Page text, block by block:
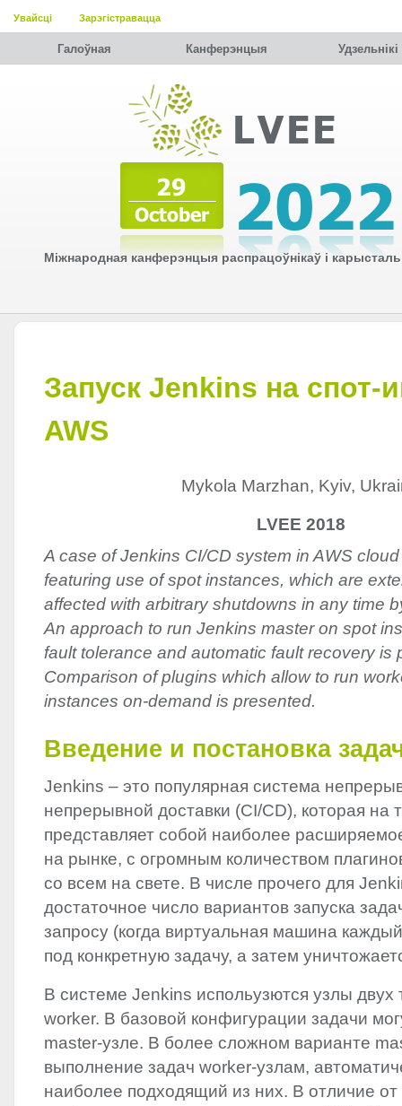
Увайсці Зарэгістравацца
Галоўная Канферэнцыя Удзельнiкi
Міжнародная канферэнцыя распрацоўнікаў і
Запуск Jenkins на спот-
AWS
Mykola Marzhan, Kyiv,
LVEE 2018
A case of Jenkins CI/CD system in AWS
featuring use of spot instances, which are
affected with arbitrary shutdowns in any time
An approach to run Jenkins master on spot
fault tolerance and automatic fault recovery is
Comparison of plugins which allow to run
instances on-demand is presented.
Введение и постановка
Jenkins – это популярная система
непрерывной доставки (CI/CD), которая на
представляет собой наиболее
на рынке, с огромным количеством
со всем на свете. В числе прочего для
достаточное число вариантов запуска
запросу (когда виртуальная машина
под конкретную задачу, а затем
В системе Jenkins испольузются узлы двух
worker. В базовой конфигурации задачи
master-узле. В более сложном варианте
выполнение задач worker-узлам,
наиболее подходящий из них. В отличие от